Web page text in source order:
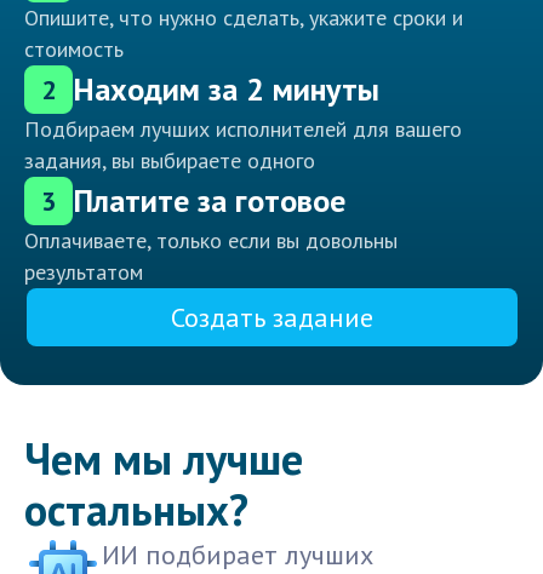
Опишите, что нужно сделать, укажите сроки и
стоимость
2 Находим за 2 минуты
Подбираем лучших исполнителей для вашего
задания, вы выбираете одного
3 Платите за готовое
Оплачиваете, только если вы довольны
результатом
Создать задание
Чем мы лучше
остальных?
ИИ подбирает лучших